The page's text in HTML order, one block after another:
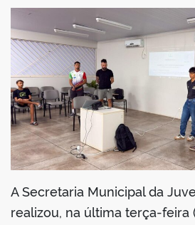
A Secretaria Municipal da
realizou, na última terça-feira